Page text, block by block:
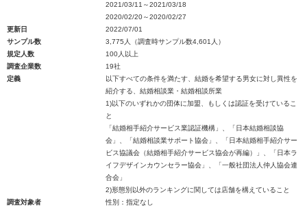
2021/03/11～2021/03/18
2020/02/20～2020/02/27
更新日
2022/07/01
サンプル数
3,775人（調査時サンプル数4,601人）
規定人数
100人以上
調査企業数
19社
定義
以下すべての条件を満たす、結婚を希望する男女に対し異性を
紹介する、結婚相談業・結婚相談所業
1)以下のいずれかの団体に加盟、もしくは認証を受けているこ
と
「結婚相手紹介サービス業認証機構」、「日本結婚相談協
会」、「結婚相談業サポート協会」、「日本結婚相手紹介サー
ビス協議会（結婚相手紹介サービス協会が再編）」、「日本ラ
イフデザインカウンセラー協会」、「一般社団法人仲人協会連
合会」
2)形態別以外のランキングに関しては店舗を構えていること
調査対象者
性別：指定なし